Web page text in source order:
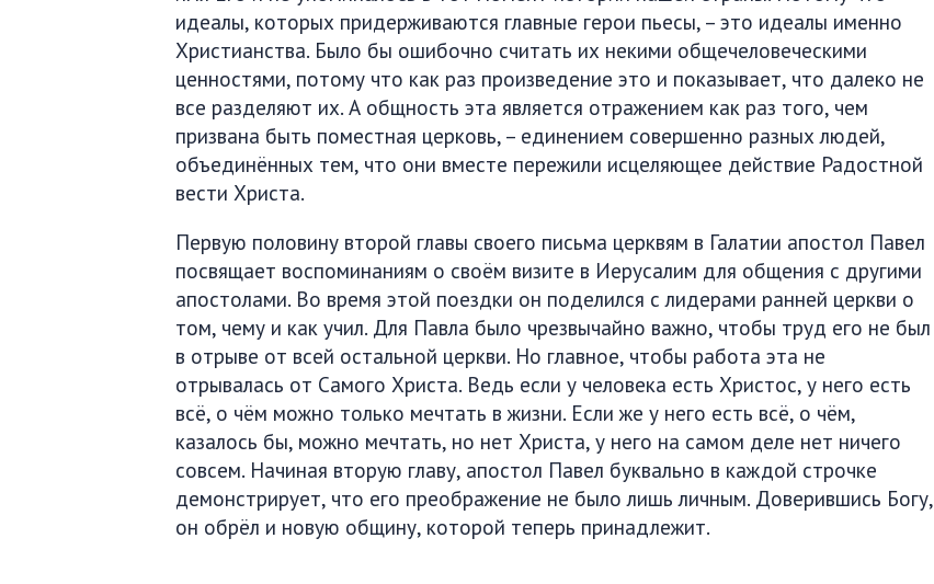
идеалы, которых придерживаются главные герои пьесы, – это идеалы именно
Христианства. Было бы ошибочно считать их некими общечеловеческими
ценностями, потому что как раз произведение это и показывает, что далеко не
все разделяют их. А общность эта является отражением как раз того, чем
призвана быть поместная церковь, – единением совершенно разных людей,
объединённых тем, что они вместе пережили исцеляющее действие Радостной
вести Христа.
Первую половину второй главы своего письма церквям в Галатии апостол Павел
посвящает воспоминаниям о своём визите в Иерусалим для общения с другими
апостолами. Во время этой поездки он поделился с лидерами ранней церкви о
том, чему и как учил. Для Павла было чрезвычайно важно, чтобы труд его не был
в отрыве от всей остальной церкви. Но главное, чтобы работа эта не
отрывалась от Самого Христа. Ведь если у человека есть Христос, у него есть
всё, о чём можно только мечтать в жизни. Если же у него есть всё, о чём,
казалось бы, можно мечтать, но нет Христа, у него на самом деле нет ничего
совсем. Начиная вторую главу, апостол Павел буквально в каждой строчке
демонстрирует, что его преображение не было лишь личным. Доверившись Богу,
он обрёл и новую общину, которой теперь принадлежит.